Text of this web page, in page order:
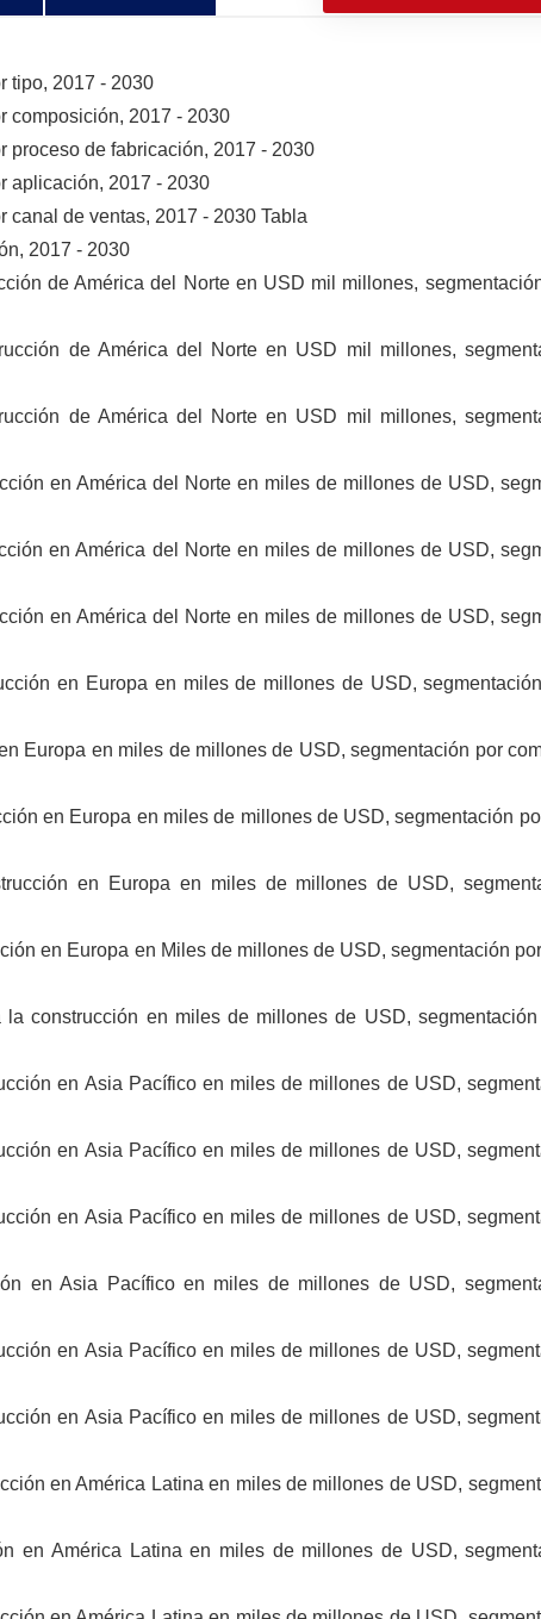
tipo, 2017 - 2030
composición, 2017 - 2030
proceso de fabricación, 2017 - 2030
aplicación, 2017 - 2030
de ventas, 2017 - 2030 Tabla
2017 - 2030
de América del Norte en USD mil millones,
de América del Norte en USD mil millones,
de América del Norte en USD mil millones,
en América del Norte en miles de millones de USD,
en América del Norte en miles de millones de USD,
en América del Norte en miles de millones de USD,
en Europa en miles de millones de USD,
Europa en miles de millones de USD, segmentación por
en Europa en miles de millones de USD, segmentación
en Europa en miles de millones de USD,
en Europa en Miles de millones de USD, segmentación
construcción en miles de millones de USD,
en Asia Pacífico en miles de millones de USD,
en Asia Pacífico en miles de millones de USD,
en Asia Pacífico en miles de millones de USD,
en Asia Pacífico en miles de millones de USD,
en Asia Pacífico en miles de millones de USD,
en Asia Pacífico en miles de millones de USD,
en América Latina en miles de millones de USD,
en América Latina en miles de millones de USD,